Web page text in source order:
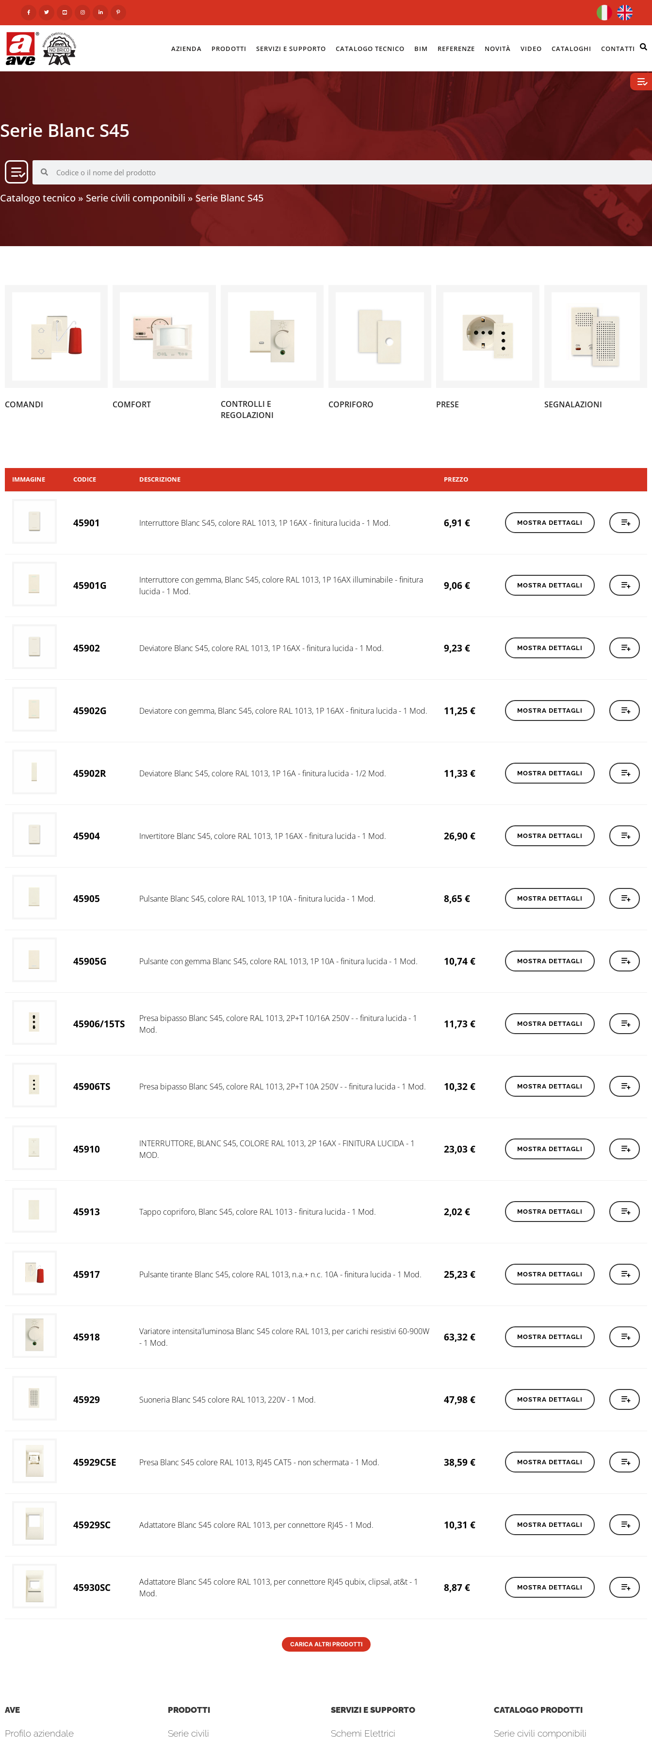
AZIENDA PRODOTTI SERVIZI E SUPPORTO CATALOGO TECNICO BIM REFERENZE NOVITÀ VIDEO CATALOGHI CONTATTI
Serie Blanc S45
Catalogo tecnico » Serie civili componibili » Serie Blanc S45
COMANDI COMFORT
CONTROLLI E
REGOLAZIONI
COPRIFORO PRESE SEGNALAZIONI
IMMAGINE CODICE DESCRIZIONE PREZZO
45901 Interruttore Blanc S45, colore RAL 1013, 1P 16AX - finitura lucida - 1 Mod. 6,91 € MOSTRA DETTAGLI
45901G
Interruttore con gemma, Blanc S45, colore RAL 1013, 1P 16AX illuminabile - finitura
lucida - 1 Mod.
9,06€ MOSTRA DETTAGLI
45902 Deviatore Blanc S45, colore RAL 1013, 1P 16AX - finitura lucida - 1 Mod. 9,23 € MOSTRA DETTAGLI
45902G Deviatore con gemma, Blanc S45, colore RAL 1013, 1P 16AX - finitura lucida - 1 Mod. 11,25 € MOSTRA DETTAGLI
45902R Deviatore Blanc S45, colore RAL 1013, 1P 16A - finitura lucida - 1/2 Mod. 11,33 € MOSTRA DETTAGLI
45904 Invertitore Blanc S45, colore RAL 1013, 1P 16AX - finitura lucida - 1 Mod. 26,90€ MOSTRA DETTAGLI
45905 Pulsante Blanc S45, colore RAL 1013, 1P 10A - finitura lucida - 1 Mod. 8,65 € MOSTRA DETTAGLI
45905G Pulsante con gemma Blanc S45, colore RAL 1013, 1P 10A - finitura lucida - 1 Mod. 10,74€ MOSTRA DETTAGLI
45906/15TS
Presa bipasso Blanc S45, colore RAL 1013, 2P+T 10/16A 250V - - finitura lucida - 1
Mod.
11,73 € MOSTRA DETTAGLI
45906TS Presa bipasso Blanc S45, colore RAL 1013, 2P+T 10A 250V - - finitura lucida - 1 Mod. 10,32€ MOSTRA DETTAGLI
45910
INTERRUTTORE, BLANC S45, COLORE RAL 1013, 2P 16AX - FINITURA LUCIDA - 1
MOD.
23,03 € MOSTRA DETTAGLI
45913 Tappo copriforo, Blanc S45, colore RAL 1013 - finitura lucida - 1 Mod. 2,02€ MOSTRA DETTAGLI
45917 Pulsante tirante Blanc S45, colore RAL 1013, n.a.+ n.c. 10A - finitura lucida - 1 Mod. 25,23 € MOSTRA DETTAGLI
45918
Variatore intensita'luminosa Blanc S45 colore RAL 1013, per carichi resistivi 60-900W
- 1 Mod.
63,32€ MOSTRA DETTAGLI
45929 Suoneria Blanc S45 colore RAL 1013, 220V - 1 Mod. 47,98€ MOSTRA DETTAGLI
45929C5E Presa Blanc S45 colore RAL 1013, RJ45 CAT5 - non schermata - 1 Mod. 38,59€ MOSTRA DETTAGLI
45929SC Adattatore Blanc S45 colore RAL 1013, per connettore RJ45 - 1 Mod. 10,31 € MOSTRA DETTAGLI
45930SC
Adattatore Blanc S45 colore RAL 1013, per connettore RJ45 qubix, clipsal, at&t - 1
Mod.
8,87€ MOSTRA DETTAGLI
CARICA ALTRI PRODOTTI
AVE
Profilo aziendale
PRODOTTI
Serie civili
SERVIZI E SUPPORTO
Schemi Elettrici
CATALOGO PRODOTTI
Serie civili componibili